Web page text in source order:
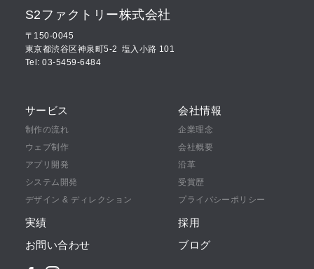
S2ファクトリー株式会社
〒150-0045
東京都渋谷区神泉町5-2 塩入小路 101
Tel: 03-5459-6484
サービス
制作の流れ
ウェブ制作
アプリ開発
システム開発
デザイン & ディレクション
会社情報
企業理念
会社概要
沿革
受賞歴
プライバシーポリシー
実績
採用
お問い合わせ
ブログ